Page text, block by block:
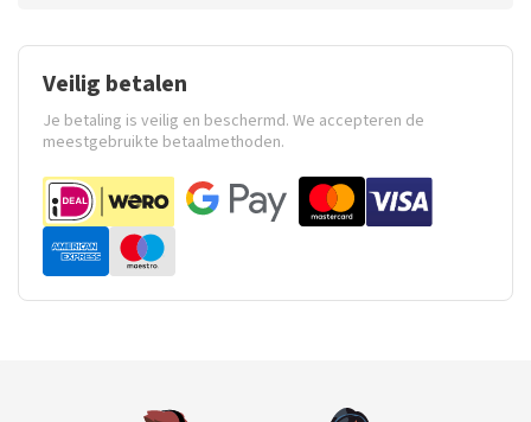
Veilig betalen
Je betaling is veilig en beschermd. We accepteren de
meestgebruikte betaalmethoden.